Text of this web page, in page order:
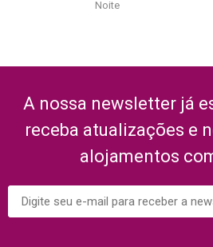
A nossa newsletter já
receba atualizações e
alojamentos